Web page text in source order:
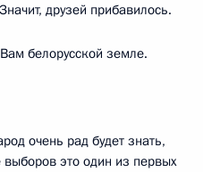
друзей прибавилось.
белорусской земле.
очень рад будет знать,
это один из первых